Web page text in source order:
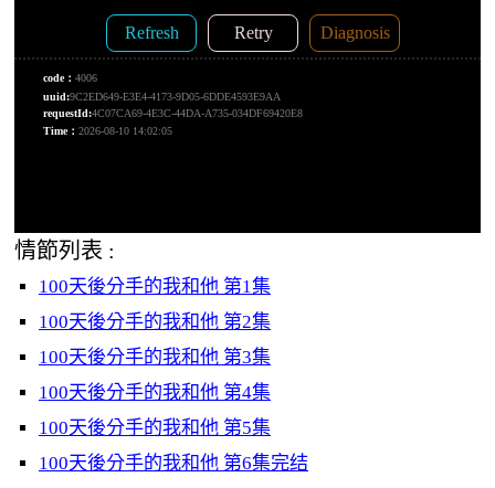
情節列表 :
100天後分手的我和他 第1集
100天後分手的我和他 第2集
100天後分手的我和他 第3集
100天後分手的我和他 第4集
100天後分手的我和他 第5集
100天後分手的我和他 第6集完结